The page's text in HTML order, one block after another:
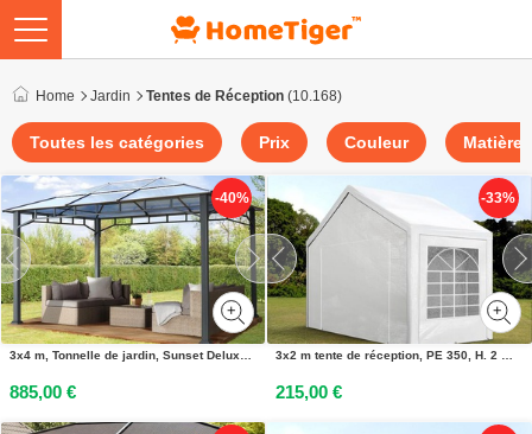
Home Jardin Tentes de Réception (10.168)
Toutes les catégories Prix Couleur Matière
-40%
3x4 m, Tonnelle de jardin, Sunset Deluxe, toit rigide - (300161)
885,00 €
-33%
3x2 m tente de réception, PE 350, H. 2 m, blanc - (90111)
215,00 €